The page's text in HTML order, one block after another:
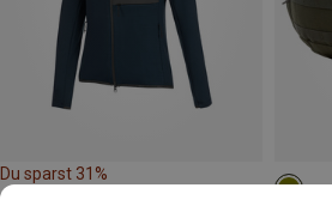
Du sparst 31%